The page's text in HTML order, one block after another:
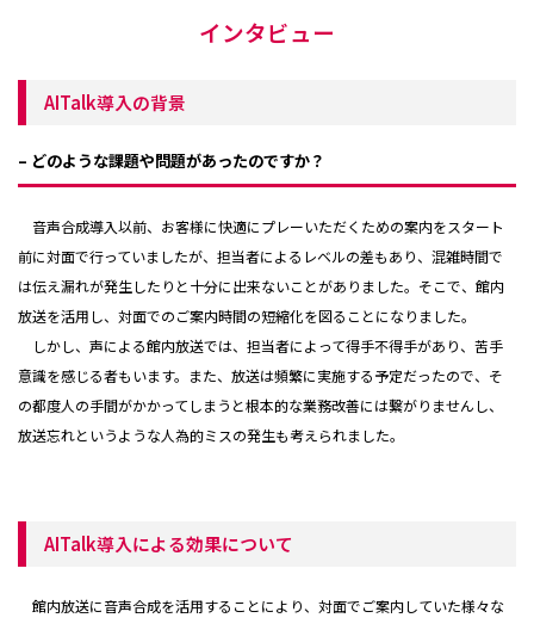
インタビュー
AITalk導入の背景
– どのような課題や問題があったのですか？
音声合成導入以前、お客様に快適にプレーいただくための案内をスタート
前に対面で行っていましたが、担当者によるレベルの差もあり、混雑時間で
は伝え漏れが発生したりと十分に出来ないことがありました。そこで、館内
放送を活用し、対面でのご案内時間の短縮化を図ることになりました。
しかし、声による館内放送では、担当者によって得手不得手があり、苦手
意識を感じる者もいます。また、放送は頻繁に実施する予定だったので、そ
の都度人の手間がかかってしまうと根本的な業務改善には繋がりませんし、
放送忘れというような人為的ミスの発生も考えられました。
AITalk導入による効果について
館内放送に音声合成を活用することにより、対面でご案内していた様々な